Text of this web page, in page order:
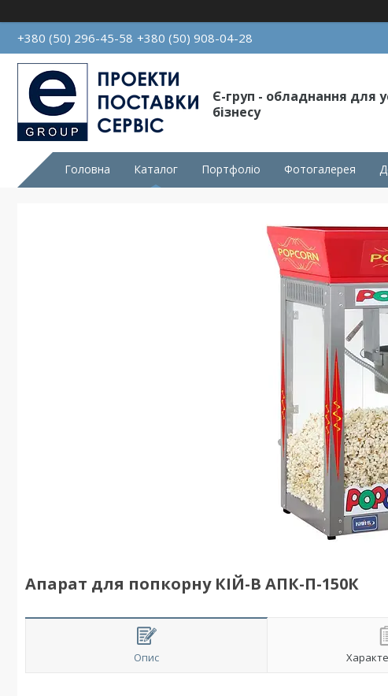
+380 (50) 296-45-58 +380 (50) 908-04-28
Є-груп - обладнання для
бізнесу
Головна Каталог Портфоліо Фотогалерея
Апарат для попкорну КІЙ-В АПК-П-150К
Опис